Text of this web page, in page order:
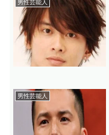
男性芸能人
男性芸能人